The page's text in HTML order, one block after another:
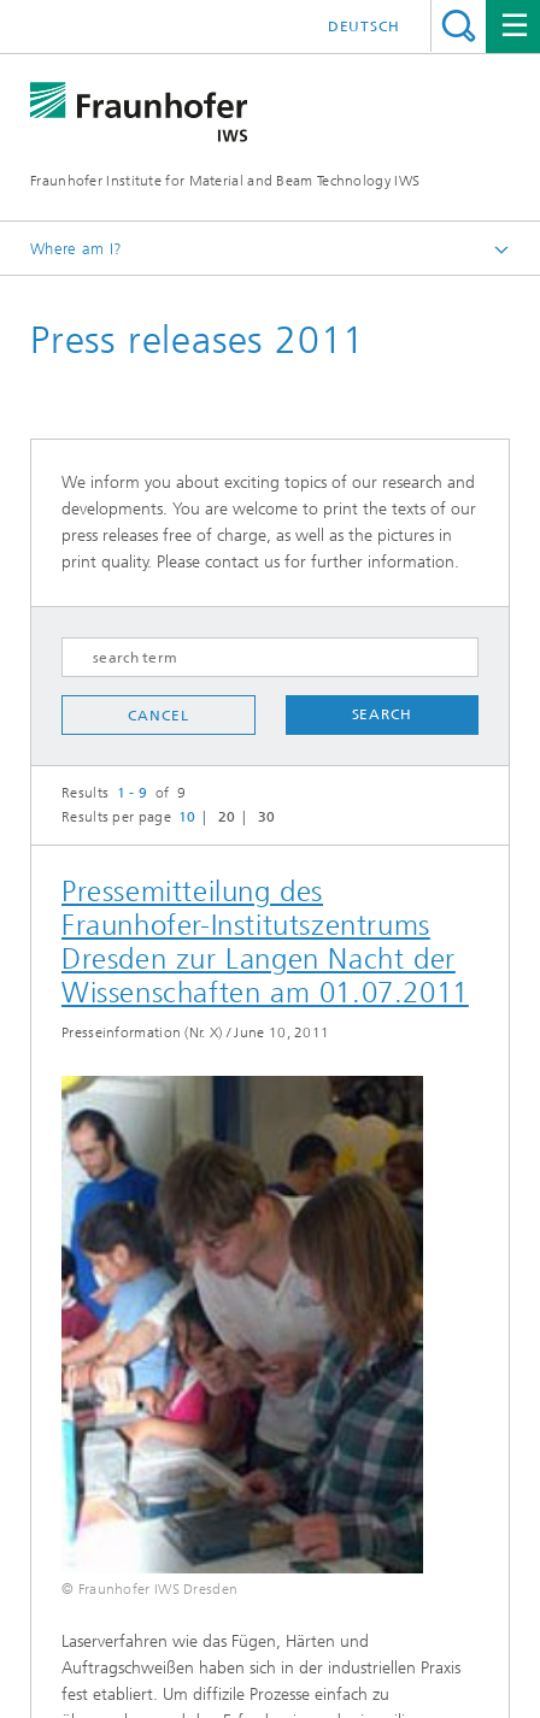
Fraunhofer Institute for Material and Beam Technology IWS
DEUTSCH
Where am I?
News and Media
Press releases 2011
We inform you about exciting topics of our research and
developments. You are welcome to print the texts of our
press releases free of charge, as well as the pictures in
print quality. Please contact us for further information.
CANCEL SEARCH
Results 1 - 9 of 9
Results per page 10 20 30
Pressemitteilung des
Fraunhofer-Institutszentrums
Dresden zur Langen Nacht der
Wissenschaften am 01.07.2011
Presseinformation (Nr. X) /June 10, 2011
© Fraunhofer IWS Dresden
Laserverfahren wie das Fügen, Härten und
Auftragschweißen haben sich in der industriellen Praxis
fest etabliert. Um diffizile Prozesse einfach zu